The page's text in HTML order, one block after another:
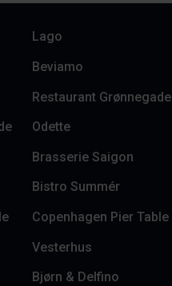
Lago
Beviamo
Restaurant Grønnegade
Odette
Brasserie Saigon
Bistro Summér
Copenhagen Pier Table
Vesterhus
Bjørn & Delfino